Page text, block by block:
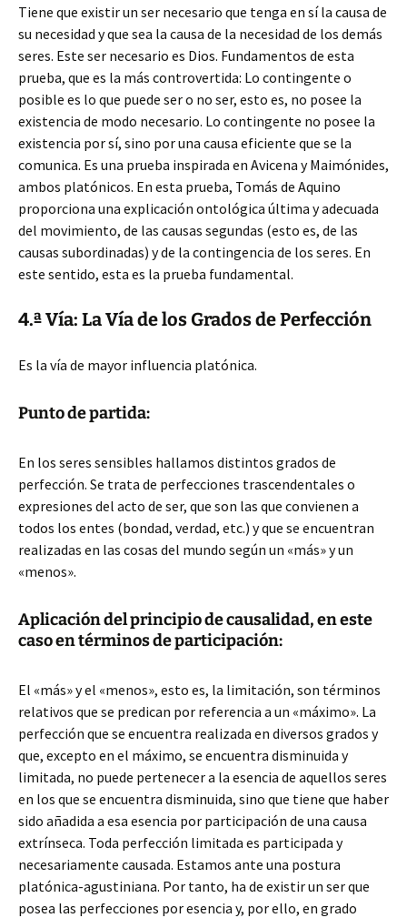
Tiene que existir un ser necesario que tenga en sí la causa de
su necesidad y que sea la causa de la necesidad de los demás
seres. Este ser necesario es Dios. Fundamentos de esta
prueba, que es la más controvertida: Lo contingente o
posible es lo que puede ser o no ser, esto es, no posee la
existencia de modo necesario. Lo contingente no posee la
existencia por sí, sino por una causa eficiente que se la
comunica. Es una prueba inspirada en Avicena y Maimónides,
ambos platónicos. En esta prueba, Tomás de Aquino
proporciona una explicación ontológica última y adecuada
del movimiento, de las causas segundas (esto es, de las
causas subordinadas) y de la contingencia de los seres. En
este sentido, esta es la prueba fundamental.
4.ª Vía: La Vía de los Grados de Perfección
Es la vía de mayor influencia platónica.
Punto de partida:
En los seres sensibles hallamos distintos grados de
perfección. Se trata de perfecciones trascendentales o
expresiones del acto de ser, que son las que convienen a
todos los entes (bondad, verdad, etc.) y que se encuentran
realizadas en las cosas del mundo según un «más» y un
«menos».
Aplicación del principio de causalidad, en este
caso en términos de participación:
El «más» y el «menos», esto es, la limitación, son términos
relativos que se predican por referencia a un «máximo». La
perfección que se encuentra realizada en diversos grados y
que, excepto en el máximo, se encuentra disminuida y
limitada, no puede pertenecer a la esencia de aquellos seres
en los que se encuentra disminuida, sino que tiene que haber
sido añadida a esa esencia por participación de una causa
extrínseca. Toda perfección limitada es participada y
necesariamente causada. Estamos ante una postura
platónica-agustiniana. Por tanto, ha de existir un ser que
posea las perfecciones por esencia y, por ello, en grado